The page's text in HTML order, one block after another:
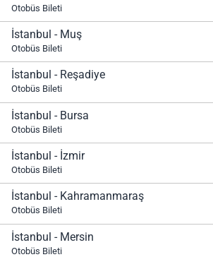
Otobüs Bileti
İstanbul - Muş
Otobüs Bileti
İstanbul - Reşadiye
Otobüs Bileti
İstanbul - Bursa
Otobüs Bileti
İstanbul - İzmir
Otobüs Bileti
İstanbul - Kahramanmaraş
Otobüs Bileti
İstanbul - Mersin
Otobüs Bileti